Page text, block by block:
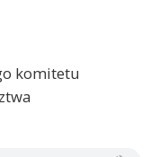
komitetu